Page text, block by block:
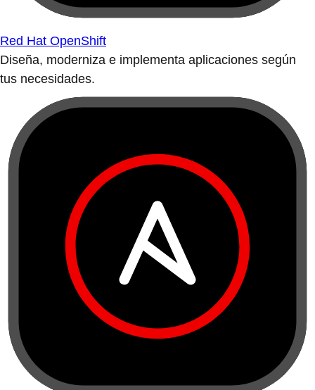
Red Hat OpenShift
Diseña, moderniza e implementa aplicaciones según
tus necesidades.